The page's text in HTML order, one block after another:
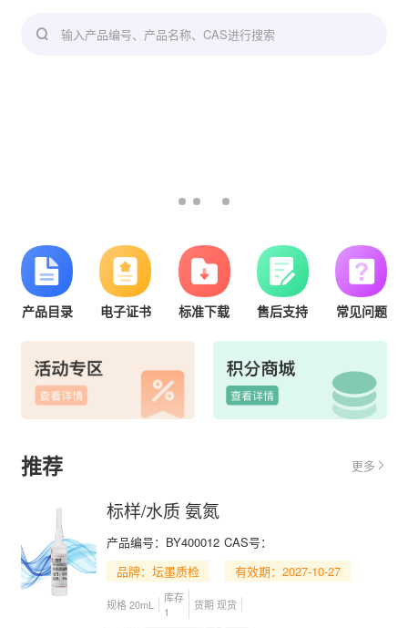
输入产品编号、产品名称、CAS进行搜索
产品目录 电子证书 标准下载 售后支持 常见问题
推荐 更多 
标样/水质 氨氮
产品编号：BY400012 CAS号：
品牌：坛墨质检
有效期：2027-10-27
规格 20mL
库存
1
货期 现货